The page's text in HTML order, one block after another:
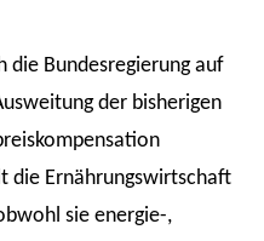
die Bundesregierung auf
der bisherigen
die Ernährungswirtschaft
sie energie-,